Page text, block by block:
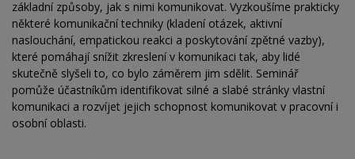
základní způsoby, jak s nimi komunikovat. Vyzkoušíme prakticky
některé komunikační techniky (kladení otázek, aktivní
naslouchání, empatickou reakci a poskytování zpětné vazby),
které pomáhají snížit zkreslení v komunikaci tak, aby lidé
skutečně slyšeli to, co bylo záměrem jim sdělit. Seminář
pomůže účastníkům identifikovat silné a slabé stránky vlastní
komunikaci a rozvíjet jejich schopnost komunikovat v pracovní i
osobní oblasti.